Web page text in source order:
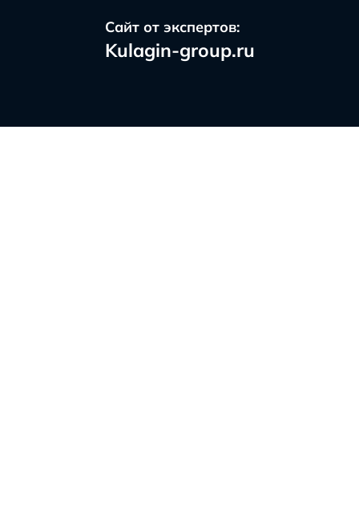
Сайт от экспертов:
Kulagin-group.ru